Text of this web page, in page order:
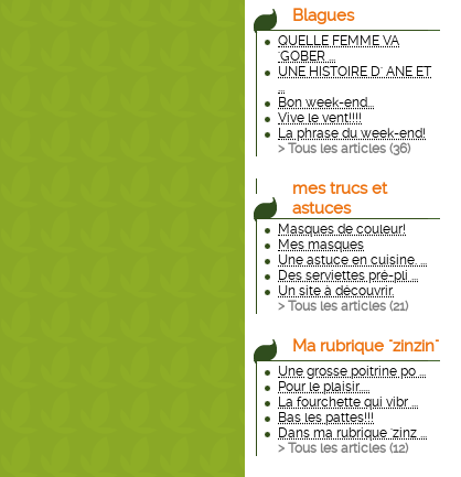
Blagues
QUELLE FEMME VA
'GOBER ...
UNE HISTOIRE D' ANE ET
...
Bon week-end...
Vive le vent!!!!
La phrase du week-end!
> Tous les articles (36)
mes trucs et
astuces
Masques de couleur!
Mes masques
Une astuce en cuisine. ...
Des serviettes pré-pli ...
Un site à découvrir.
> Tous les articles (21)
Ma rubrique "zinzin"
Une grosse poitrine po ...
Pour le plaisir.....
La fourchette qui vibr ...
Bas les pattes!!!
Dans ma rubrique 'zinz ...
> Tous les articles (12)